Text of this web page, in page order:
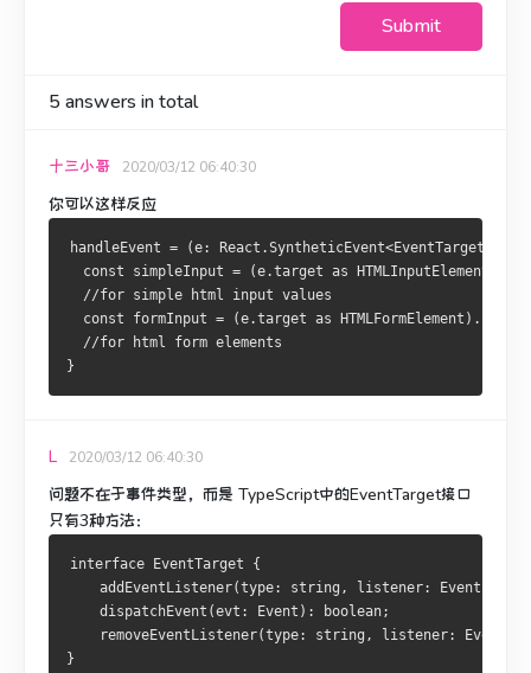
Submit
5answers in total
十三小哥 2020/03/12 06:40:30
你可以这样反应
handleEvent = (e: React.SyntheticEvent<EventTarget>)
const simpleInput = (e.target as
  //for simple html input values
const formInput = (e.target as
  //for html form elements
}
L 2020/03/12 06:40:30
问题不在于事件类型，而是 TypeScript中的EventTarget接口
只有3种方法：
interface EventTarget {
addEventListener(type: string, listener:
    dispatchEvent(evt: Event): boolean;
removeEventListener(type: string, listener:
}